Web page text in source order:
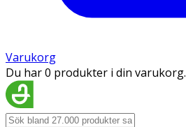
Varukorg
Du har 0 produkter i din varukorg.